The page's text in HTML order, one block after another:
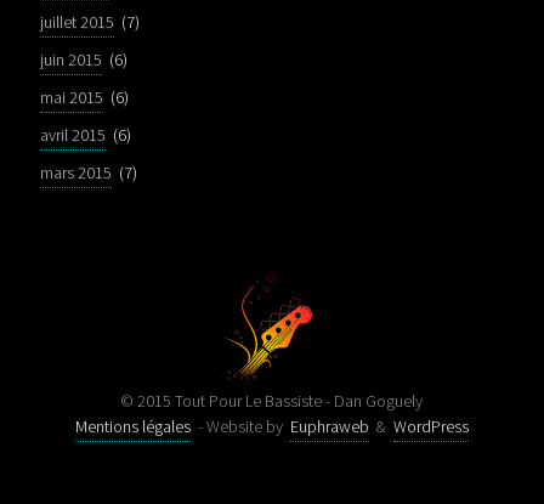
juillet 2015 (7)
juin 2015 (6)
mai 2015 (6)
avril 2015 (6)
mars 2015 (7)
© 2015 Tout Pour Le Bassiste - Dan Goguely
Mentions légales - Website by Euphraweb & WordPress